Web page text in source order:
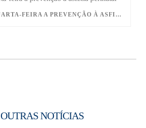
CAS DEBATE NA QUARTA-FEIRA A PREVENÇÃO À ASFIXIA PERINATAL
OUTRAS NOTÍCIAS